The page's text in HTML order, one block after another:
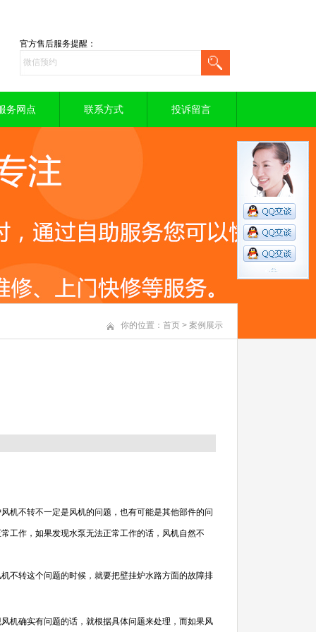
官方售后服务提醒：
务网点 联系方式 投诉留言
你的位置： 首页 > 案例展示
不转不一定是风机的问题，也有可能是其他部件的问
工作，如果发现水泵无法正常工作的话，风机自然不
转这个问题的时候，就要把壁挂炉水路方面的故障排
确实有问题的话，就根据具体问题来处理，而如果风